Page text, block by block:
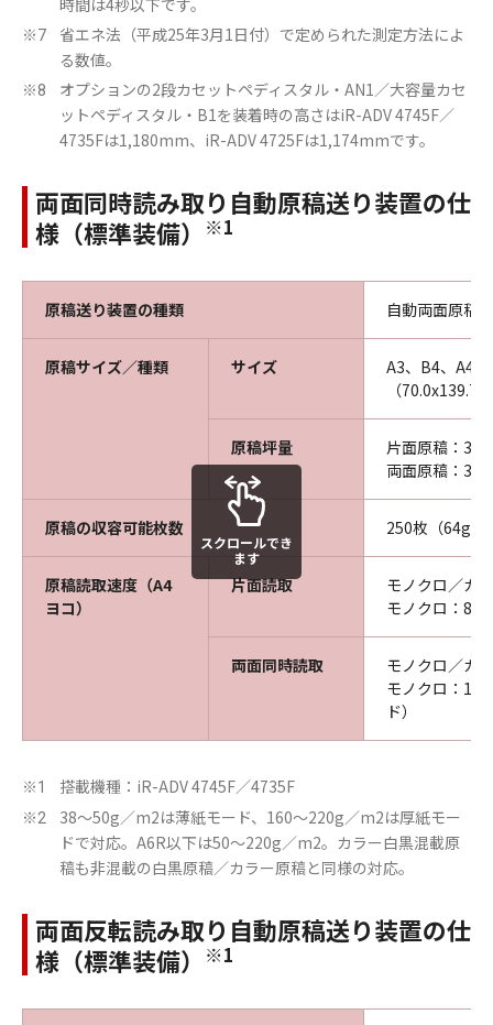
時間は4秒以下です。
※7
省エネ法（平成25年3月1日付）で定められた測定方法によ
る数値。
※8
オプションの2段カセットペディスタル・AN1／大容量カセ
ットペディスタル・B1を装着時の高さはiR-ADV 4745F／
4735Fは1,180mm、iR-ADV 4725Fは1,174mmです。
両面同時読み取り自動原稿送り装置の仕
様（標準装備）
※1
原稿送り装置の種類 自動両面原稿
原稿サイズ／種類 サイズ
A3、B4、A4
（70.0x139.7
原稿坪量
片面原稿：38
両面原稿：38
原稿の収容可能枚数 250枚（64g／
原稿読取速度（A4
ヨコ）
片面読取
モノクロ／カ
モノクロ：80
両面同時読取
モノクロ／カ
モノクロ：
ド）
スクロールでき
ます
※1 搭載機種：iR-ADV 4745F／4735F
※2
38～50g／m2は薄紙モード、160～220g／m2は厚紙モー
ドで対応。A6R以下は50～220g／m2。カラー白黒混載原
稿も非混載の白黒原稿／カラー原稿と同様の対応。
両面反転読み取り自動原稿送り装置の仕
様（標準装備）
※1